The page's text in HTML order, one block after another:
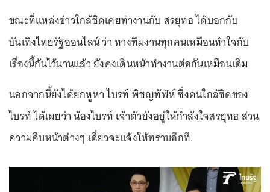
ขณะที่แหล่งข่าวใกล้ชิดเคยทำงานกับ สรยุทธ ได้บอกกับ
บันเทิงไทยรัฐออนไลน์ ว่า ทางทีมงานทุกคนเหมือนทำใจกับ
เรื่องนี้กันไว้นานแล้ว ยังคงเดินหน้าทำงานต่อกันเหมือนเดิม
นอกจากนี้ยังได้ยกหูหา ไบรท์ พิชญทัฬห์ ซึ่งคนใกล้ชิดของ
ไบรท์ ได้เผยว่า น้องไบรท์ เจ้าตัวยังอยู่ให้กำลังใจสรยุทธ ส่วน
ความคืบหน้าต่างๆ เดี๋ยวจะแจ้งให้ทราบอีกที.